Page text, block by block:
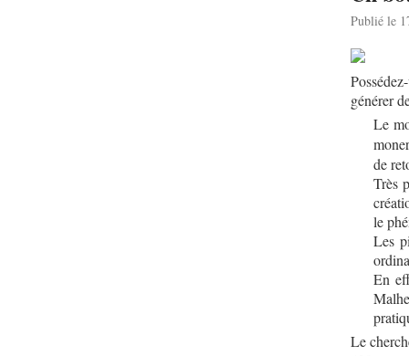
Publié le
générer
Le
de
Très
le
Les
En
Le